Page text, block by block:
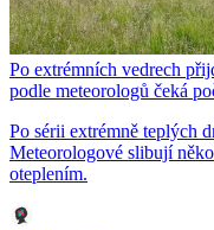
Po extrémních vedrech
podle meteorologů čeká
Po sérii extrémně teplých
Meteorologové slibují
oteplením.